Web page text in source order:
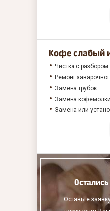
Кофе слабый
Чистка с
Ремонт
Замена трубок
Замена кофемолки
Замена или
Оставьте